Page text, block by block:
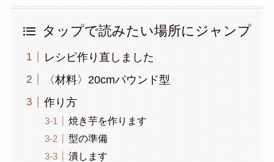
タップで読みたい場所にジャンプ
レシピ作り直しました
〈材料〉20cmパウンド型
作り方
焼き芋を作ります
型の準備
潰します